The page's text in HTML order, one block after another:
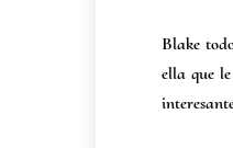
Blake
ella que